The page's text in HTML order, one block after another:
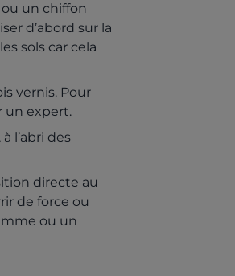
un chiffon
d’abord sur la
sols car cela
vernis. Pour
un expert.
l’abri des
directe au
de force ou
ou un